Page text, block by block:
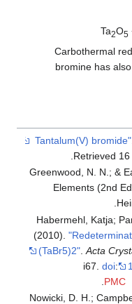
Ta2O5
Carbothermal
bromine has
Greenwood, N. N.; &
Elements (2nd
Habermehl, Katja;
(2010).
(TaBr5)2" .Acta
i67.doi:
PMC
Nowicki, D. H.;